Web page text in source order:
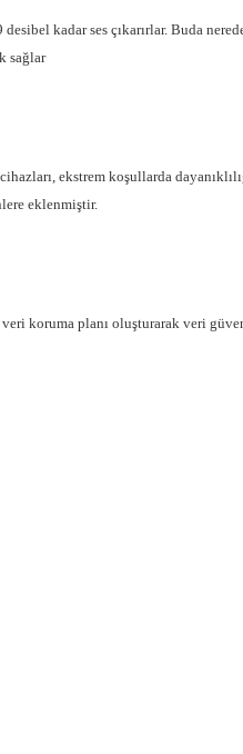
kadar ses çıkarırlar. Buda
sağlar
ekstrem koşullarda
eklenmiştir.
koruma planı oluşturarak veri